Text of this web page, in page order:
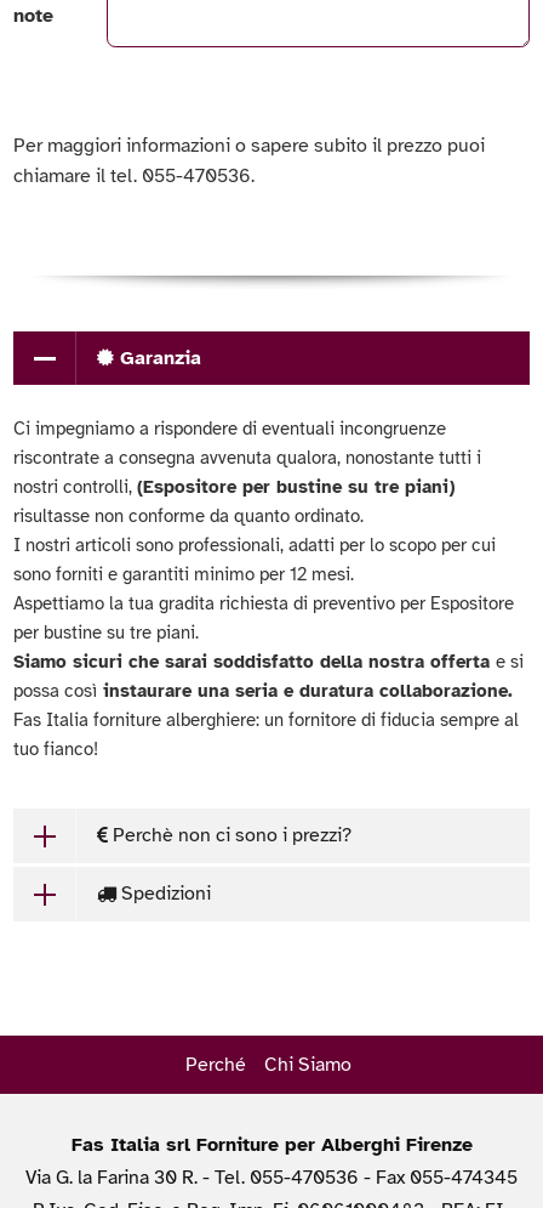
note
Per maggiori informazioni o sapere subito il prezzo puoi
chiamare il tel. 055-470536.
Garanzia
Ci impegniamo a rispondere di eventuali incongruenze
riscontrate a consegna avvenuta qualora, nonostante tutti i
nostri controlli,(Espositore per bustine su tre piani)
risultasse non conforme da quanto ordinato.
I nostri articoli sono professionali, adatti per lo scopo per cui
sono forniti e garantiti minimo per 12 mesi.
Aspettiamo la tua gradita richiesta di preventivo per Espositore
per bustine su tre piani.
Siamo sicuri che sarai soddisfatto della nostra offertae si
possa così instaurare una seria e duratura collaborazione.
Fas Italia forniture alberghiere: un fornitore di fiducia sempre al
tuo fianco!
Perchè non ci sono i prezzi?
Spedizioni
Perché Chi Siamo
Fas Italia srl Forniture per Alberghi Firenze
Via G. la Farina 30 R. - Tel. 055-470536 - Fax 055-474345